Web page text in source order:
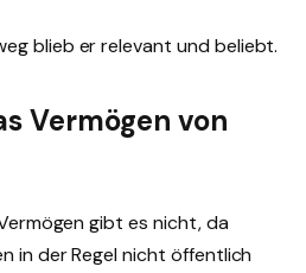
blieb er relevant und beliebt.
Vermögen von
gibt es nicht, da
in der Regel nicht öffentlich